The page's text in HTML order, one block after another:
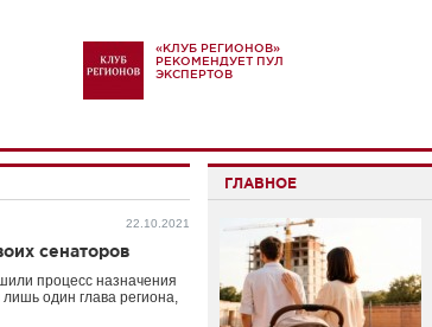
«КЛУБ РЕГИОНОВ»
РЕКОМЕНДУЕТ ПУЛ
ЭКСПЕРТОВ
22.10.2021
сенаторов
процесс назначения
один глава региона,
ГЛАВНОЕ